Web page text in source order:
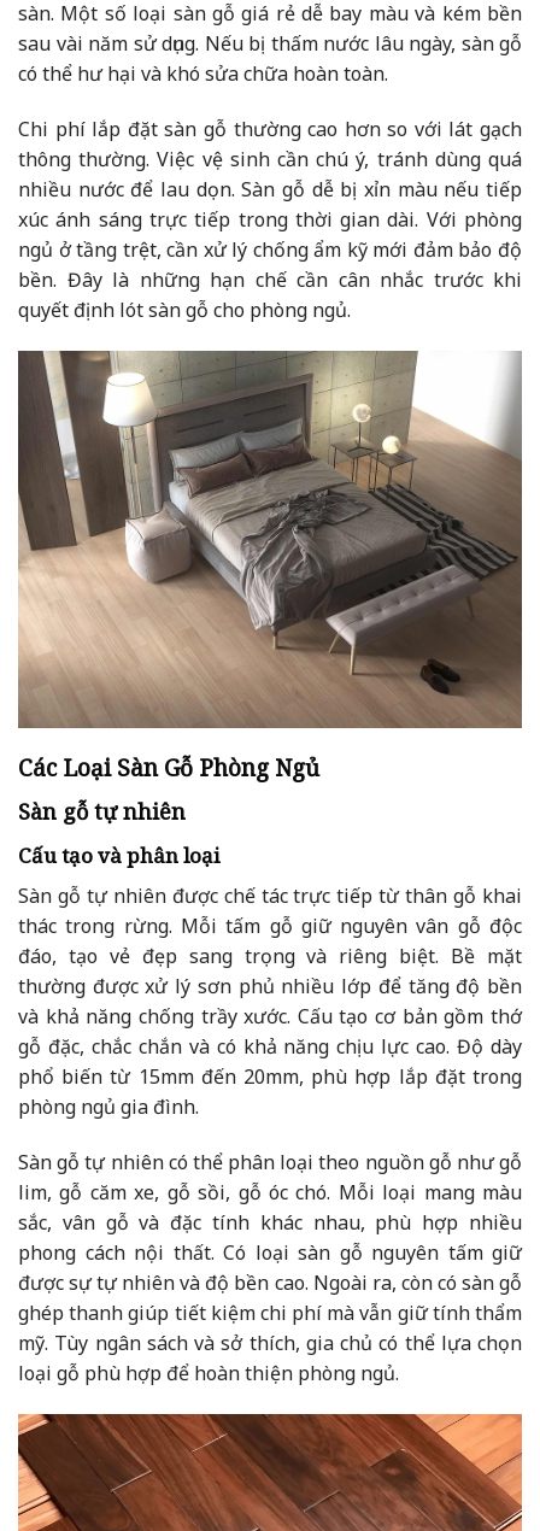
sàn. Một số loại sàn gỗ giá rẻ dễ bay màu và kém bền
sau vài năm sử dụng. Nếu bị thấm nước lâu ngày, sàn gỗ
có thể hư hại và khó sửa chữa hoàn toàn.
Chi phí lắp đặt sàn gỗ thường cao hơn so với lát gạch
thông thường. Việc vệ sinh cần chú ý, tránh dùng quá
nhiều nước để lau dọn. Sàn gỗ dễ bị xỉn màu nếu tiếp
xúc ánh sáng trực tiếp trong thời gian dài. Với phòng
ngủ ở tầng trệt, cần xử lý chống ẩm kỹ mới đảm bảo độ
bền. Đây là những hạn chế cần cân nhắc trước khi
quyết định lót sàn gỗ cho phòng ngủ.
Các Loại Sàn Gỗ Phòng Ngủ
Sàn gỗ tự nhiên
Cấu tạo và phân loại
Sàn gỗ tự nhiên được chế tác trực tiếp từ thân gỗ khai
thác trong rừng. Mỗi tấm gỗ giữ nguyên vân gỗ độc
đáo, tạo vẻ đẹp sang trọng và riêng biệt. Bề mặt
thường được xử lý sơn phủ nhiều lớp để tăng độ bền
và khả năng chống trầy xước. Cấu tạo cơ bản gồm thớ
gỗ đặc, chắc chắn và có khả năng chịu lực cao. Độ dày
phổ biến từ 15mm đến 20mm, phù hợp lắp đặt trong
phòng ngủ gia đình.
Sàn gỗ tự nhiên có thể phân loại theo nguồn gỗ như gỗ
lim, gỗ căm xe, gỗ sồi, gỗ óc chó. Mỗi loại mang màu
sắc, vân gỗ và đặc tính khác nhau, phù hợp nhiều
phong cách nội thất. Có loại sàn gỗ nguyên tấm giữ
được sự tự nhiên và độ bền cao. Ngoài ra, còn có sàn gỗ
ghép thanh giúp tiết kiệm chi phí mà vẫn giữ tính thẩm
mỹ. Tùy ngân sách và sở thích, gia chủ có thể lựa chọn
loại gỗ phù hợp để hoàn thiện phòng ngủ.